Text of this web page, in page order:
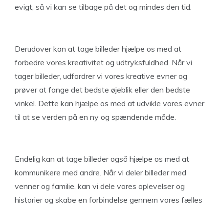
evigt, så vi kan se tilbage på det og mindes den tid.
Derudover kan at tage billeder hjælpe os med at
forbedre vores kreativitet og udtryksfuldhed. Når vi
tager billeder, udfordrer vi vores kreative evner og
prøver at fange det bedste øjeblik eller den bedste
vinkel. Dette kan hjælpe os med at udvikle vores evner
til at se verden på en ny og spændende måde.
Endelig kan at tage billeder også hjælpe os med at
kommunikere med andre. Når vi deler billeder med
venner og familie, kan vi dele vores oplevelser og
historier og skabe en forbindelse gennem vores fælles